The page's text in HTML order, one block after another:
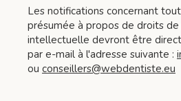
Les notifications concernant
présumée à propos de droits
intellectuelle devront être
par e-mail à l'adresse suivante :
ou conseillers@webdentiste.eu